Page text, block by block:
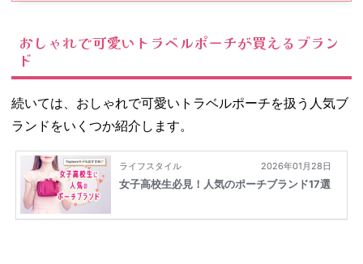
おしゃれで可愛いトラベルポーチが買えるブラン
ド
続いては、おしゃれで可愛いトラベルポーチを扱う人気ブ
ランドをいくつか紹介します。